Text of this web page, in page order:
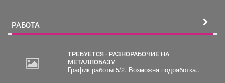
РАБОТА
ТРЕБУЕТСЯ - РАЗНОРАБОЧИЕ НА
МЕТАЛЛОБАЗУ
График работы 5/2. Возможна подработка..